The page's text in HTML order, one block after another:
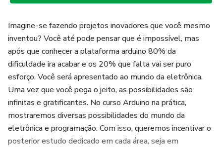
Imagine-se fazendo projetos inovadores que você mesmo
inventou? Você até pode pensar que é impossível, mas
após que conhecer a plataforma arduino 80% da
dificuldade ira acabar e os 20% que falta vai ser puro
esforço. Você será apresentado ao mundo da eletrônica.
Uma vez que você pega o jeito, as possibilidades são
infinitas e gratificantes. No curso Arduino na prática,
mostraremos diversas possibilidades do mundo da
eletrônica e programação. Com isso, queremos incentivar o
posterior estudo dedicado em cada área, seja em